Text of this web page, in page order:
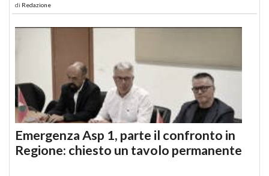
di Redazione
Emergenza Asp 1, parte il confronto in
Regione: chiesto un tavolo permanente